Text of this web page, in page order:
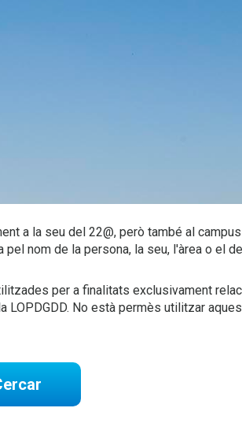
a la seu del 22@, però també al
nom de la persona, la seu, l'àrea o el
per a finalitats exclusivament
No està permès utilitzar